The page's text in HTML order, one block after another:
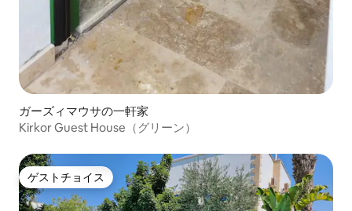
ガーズィマウサの一軒家
Kirkor Guest House（グリーン）
ゲストチョイス
ゲストチョイス